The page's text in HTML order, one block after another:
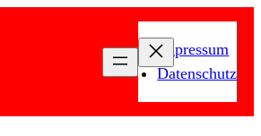
Impressum
Datenschutz